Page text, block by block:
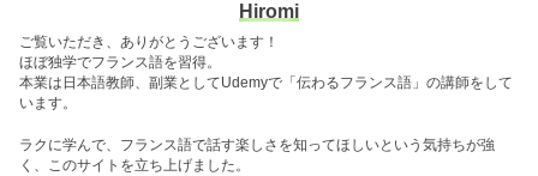
Hiromi
ご覧いただき、ありがとうございます！
ほぼ独学でフランス語を習得。
本業は日本語教師、副業としてUdemyで「伝わるフランス語」の講師をして
います。
ラクに学んで、フランス語で話す楽しさを知ってほしいという気持ちが強
く、このサイトを立ち上げました。